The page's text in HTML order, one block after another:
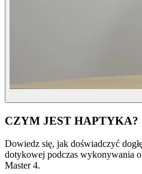
CZYM JEST HAPTYKA?
Dowiedz się, jak doświadczyć
dotykowej podczas wykonywania
Master 4.